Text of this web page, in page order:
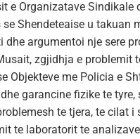
e Organizatave
Shendeteaise u takuan
argumentoi nje sere
zgjidhja e problemit
Objekteve me Policia e
garancine fizike te
te tjera, te cilat
te laboratorit te